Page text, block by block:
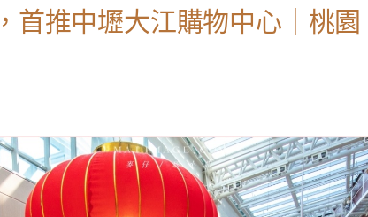
首推中壢大江購物中心｜桃園